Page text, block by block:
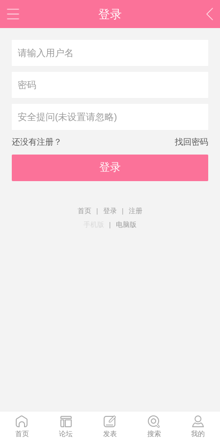
登录
安全提问(未设置请忽略)
还没有注册？ 找回密码
登录
首页 | 登录 |
注册
手机版
| 电脑版
首页 论坛 发表 搜索 我的